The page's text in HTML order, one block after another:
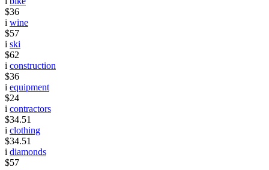
$36
i wine
$57
i ski
$62
i construction
$36
i equipment
$24
i contractors
$34.51
i clothing
$34.51
i diamonds
$57